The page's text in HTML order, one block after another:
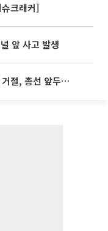
크래커]
앞 사고 발생
앞두고 시간 끌기”